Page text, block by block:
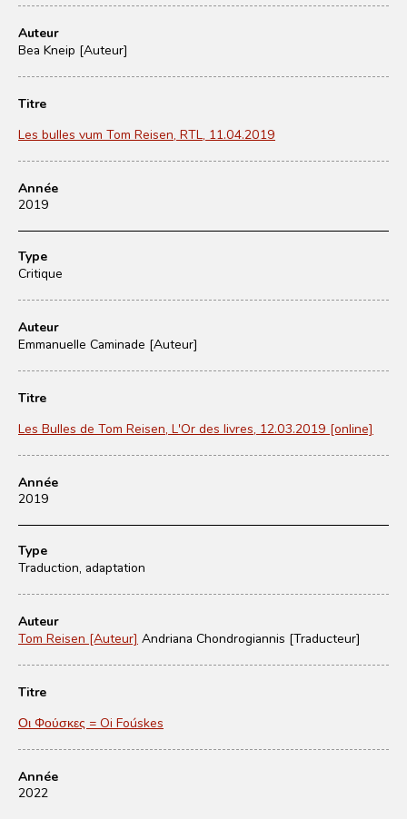
Auteur
Bea Kneip [Auteur]
Titre
Les bulles vum Tom Reisen, RTL, 11.04.2019
Année
2019
Type
Critique
Auteur
Emmanuelle Caminade [Auteur]
Titre
Les Bulles de Tom Reisen, L'Or des livres, 12.03.2019 [online]
Année
2019
Type
Traduction, adaptation
Auteur
Tom Reisen [Auteur] Andriana Chondrogiannis [Traducteur]
Titre
Οι Φούσκες = Oi Foúskes
Année
2022